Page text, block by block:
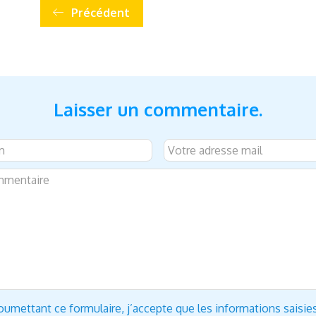
Précédent
Laisser un commentaire.
ce formulaire, j’accepte que les informations